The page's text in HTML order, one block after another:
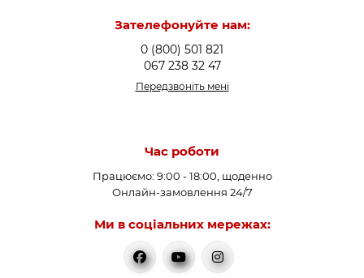
Зателефонуйте нам:
0 (800) 501 821
067 238 32 47
Передзвоніть мені
Час роботи
Працюємо: 9:00 - 18:00, щоденно
Онлайн-замовлення 24/7
Ми в соціальних мережах: